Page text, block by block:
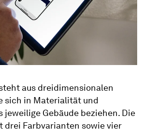
aus dreidimensionalen
sich in Materialität und
jeweilige Gebäude beziehen. Die
drei Farbvarianten sowie vier